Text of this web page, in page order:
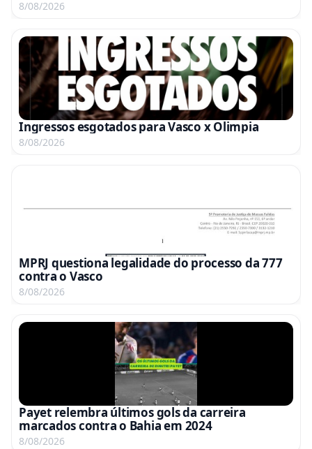
8/08/2026
Ingressos esgotados para Vasco x Olimpia
8/08/2026
MPRJ questiona legalidade do processo da 777
contra o Vasco
8/08/2026
Payet relembra últimos gols da carreira
marcados contra o Bahia em 2024
8/08/2026